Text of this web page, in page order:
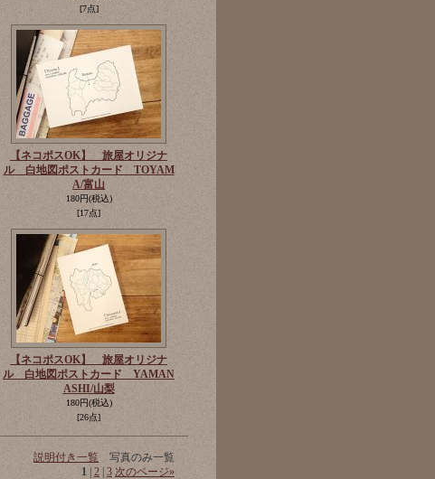
[7点]
【ネコポスOK】 旅屋オリジナ
ル 白地図ポストカード TOYAM
A/富山
180円(税込)
[17点]
【ネコポスOK】 旅屋オリジナ
ル 白地図ポストカード YAMAN
ASHI/山梨
180円(税込)
[26点]
説明付き一覧 写真のみ一覧
1| 2 3 次のページ»